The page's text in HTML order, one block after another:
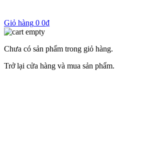
Giỏ hàng 0 0₫
Chưa có sản phẩm trong giỏ hàng.
Trở lại cửa hàng và mua sản phẩm.